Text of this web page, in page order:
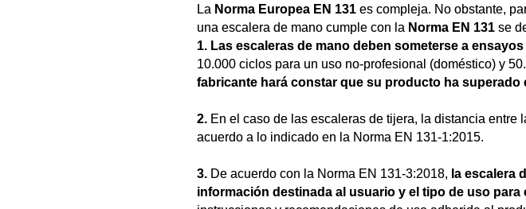
La Norma Europea EN 131 es compleja. No obstante,
una escalera de mano cumple con la Norma EN 131 se
1. Las escaleras de mano deben someterse a
10.000 ciclos para un uso no-profesional (doméstico) y
fabricante hará constar que su producto ha superado
2. En el caso de las escaleras de tijera, la distancia
acuerdo a lo indicado en la Norma EN 131-1:2015.
3. De acuerdo con la Norma EN 131-3:2018, la escalera
información destinada al usuario y el tipo de uso para